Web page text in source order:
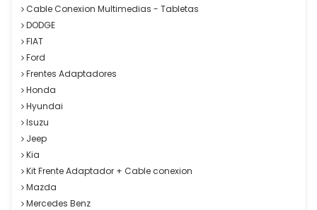
Cable Conexion Multimedias - Tabletas
DODGE
FIAT
Ford
Frentes Adaptadores
Honda
Hyundai
Isuzu
Jeep
Kia
Kit Frente Adaptador + Cable conexion
Mazda
Mercedes Benz